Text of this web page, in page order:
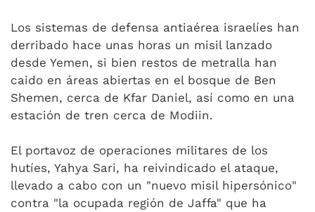
Los sistemas de defensa antiaérea israelíes han
derribado hace unas horas un misil lanzado
desde Yemen, si bien restos de metralla han
caido en áreas abiertas en el bosque de Ben
Shemen, cerca de Kfar Daniel, así como en una
estación de tren cerca de Modiin.
El portavoz de operaciones militares de los
hutíes, Yahya Sari, ha reivindicado el ataque,
llevado a cabo con un "nuevo misil hipersónico"
contra "la ocupada región de Jaffa" que ha